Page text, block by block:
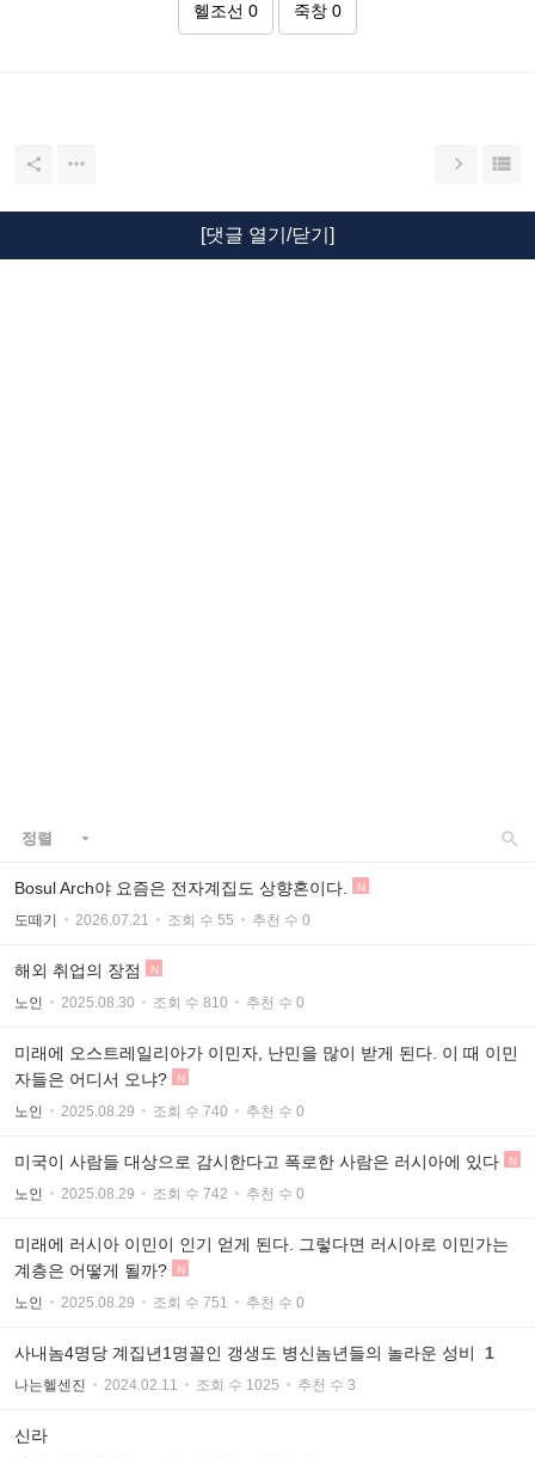
헬조선 0 죽창 0


 
[댓글 열기/닫기]
정렬  
Bosul Arch야 요즘은 전자계집도 상향혼이다. N
도떼기 2026.07.21 조회 수 55 추천 수 0
해외 취업의 장점 N
노인 2025.08.30 조회 수 810 추천 수 0
미래에 오스트레일리아가 이민자, 난민을 많이 받게 된다. 이 때 이민
자들은 어디서 오냐?
N
노인 2025.08.29 조회 수 740 추천 수 0
미국이 사람들 대상으로 감시한다고 폭로한 사람은 러시아에 있다 N
노인 2025.08.29 조회 수 742 추천 수 0
미래에 러시아 이민이 인기 얻게 된다. 그렇다면 러시아로 이민가는
계층은 어떻게 될까?
N
노인 2025.08.29 조회 수 751 추천 수 0
사내놈4명당 계집년1명꼴인 갱생도 병신놈년들의 놀라운 성비 1
나는헬센진 2024.02.11 조회 수 1025 추천 수 3
신라